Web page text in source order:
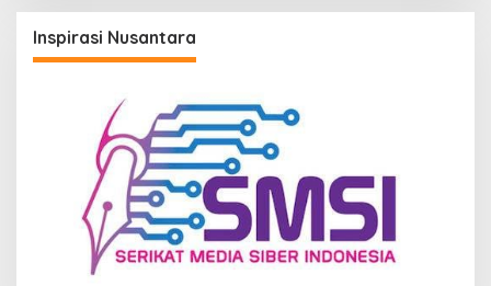
Inspirasi Nusantara